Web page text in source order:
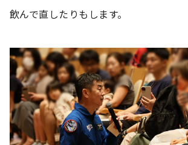
飲んで直したりもします。